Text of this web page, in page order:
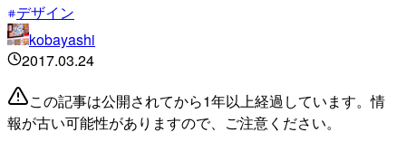
デザイン
kobayashi
2017.03.24
この記事は公開されてから1年以上経過しています。情
報が古い可能性がありますので、ご注意ください。